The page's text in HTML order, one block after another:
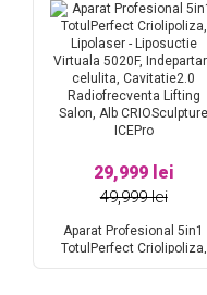
29,999 lei
49,999 lei
Aparat Profesional 5in1
TotulPerfect Criolipoliza,